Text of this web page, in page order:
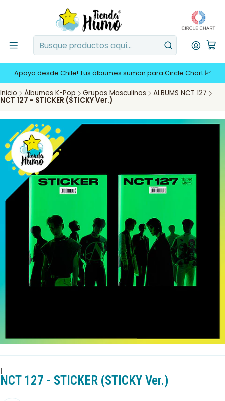
Apoya desde Chile! Tus álbumes suman para Circle Chart 📈
Inicio Álbumes K-Pop Grupos Masculinos ALBUMS NCT 127
NCT 127 - STICKER (STICKY Ver.)
|
NCT 127 - STICKER (STICKY Ver.)